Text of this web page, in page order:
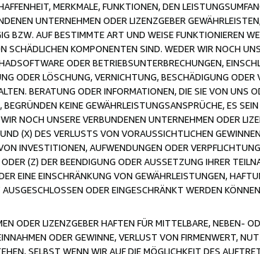
MERKMALE, FUNKTIONEN, DEN
UNTERNEHMEN ODER LIZENZGEBER
BZW. AUF BESTIMMTE ART UND WEISE FUNKTIONIEREN
SCHÄDLICHEN KOMPONENTEN SIND. WEDER WIR NOCH
ODER BETRIEBSUNTERBRECHUNGEN,
ODER LÖSCHUNG, VERNICHTUNG, BESCHÄDIGUNG
BERATUNG ODER INFORMATIONEN, DIE SIE VON UNS
KEINE GEWÄHRLEISTUNGSANSPRÜCHE, ES
NOCH UNSERE VERBUNDENEN UNTERNEHMEN ODER
(X) DES VERLUSTS VON VORAUSSICHTLICHEN
INVESTITIONEN, AUFWENDUNGEN ODER
(Z) DER BEENDIGUNG ODER AUSSETZUNG IHRER
EINE EINSCHRÄNKUNG VON GEWÄHRLEISTUNGEN,
ODER EINGESCHRÄNKT WERDEN
ODER LIZENZGEBER HAFTEN FÜR MITTELBARE, NEBEN-
ODER GEWINNE, VERLUST VON FIRMENWERT,
SELBST WENN WIR AUF DIE MÖGLICHKEIT DES